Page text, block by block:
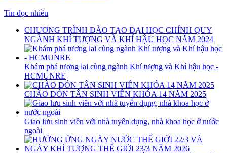
Tin đọc nhiều
CHƯƠNG TRÌNH ĐÀO TẠO ĐẠI HỌC CHÍNH QUY
NGÀNH KHÍ TƯỢNG VÀ KHÍ HẬU HỌC NĂM 2024
Khám phá tương lai cùng ngành Khí tượng và Khí hậu học -
HCMUNRE
CHÀO ĐÓN TÂN SINH VIÊN KHÓA 14 NĂM 2025
Giao lưu sinh viên với nhà tuyển dụng, nhà khoa học ở nước
ngoài